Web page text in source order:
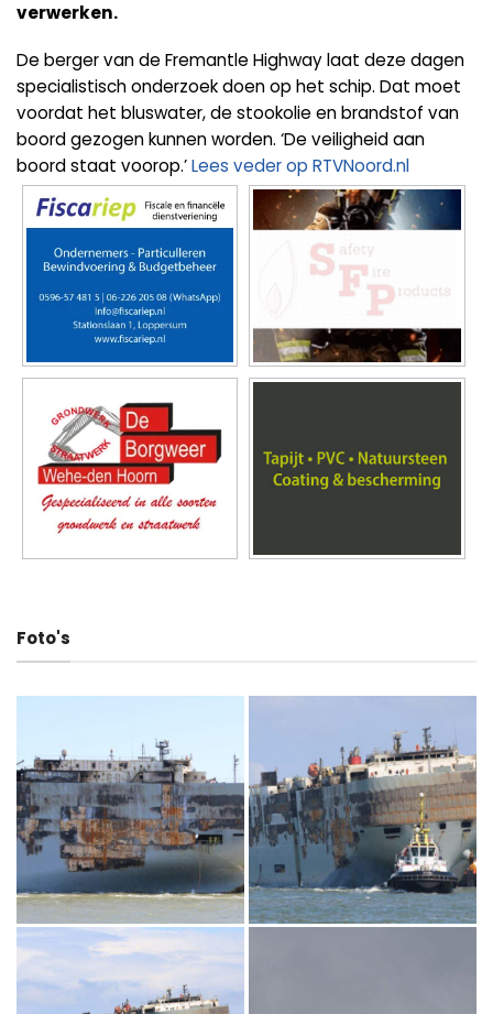
verwerken.
De berger van de Fremantle Highway laat deze dagen
specialistisch onderzoek doen op het schip. Dat moet
voordat het bluswater, de stookolie en brandstof van
boord gezogen kunnen worden. ‘De veiligheid aan
boord staat voorop.’Lees veder op RTVNoord.nl
Foto's